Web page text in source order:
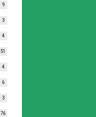
9
3
4
51
4
6
3
76